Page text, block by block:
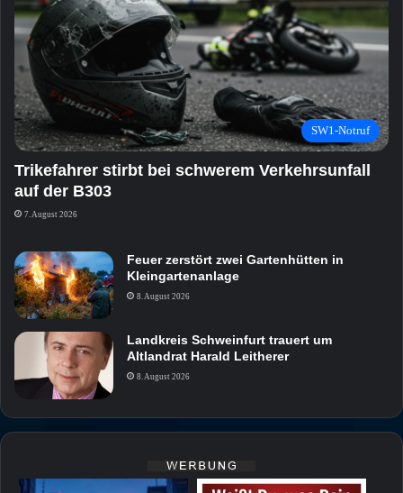
SW1-Notruf
Trikefahrer stirbt bei schwerem Verkehrsunfall
auf der B303
7. August 2026
Feuer zerstört zwei Gartenhütten in
Kleingartenanlage
8. August 2026
Landkreis Schweinfurt trauert um
Altlandrat Harald Leitherer
8. August 2026